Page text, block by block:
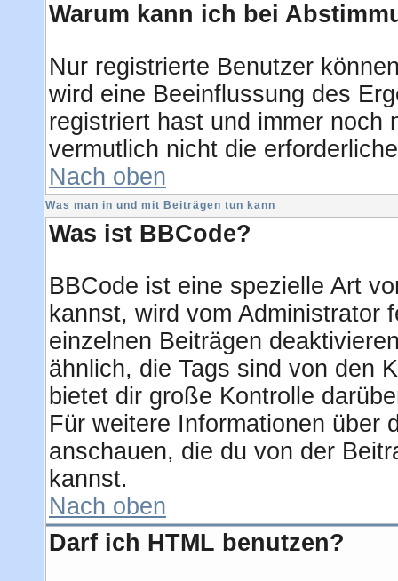
Warum kann ich bei
Nur registrierte Benutzer
wird eine Beeinflussung des
registriert hast und immer noch
vermutlich nicht die
Nach oben
Was man in und mit Beiträgen tun kann
Was ist BBCode?
BBCode ist eine spezielle Art
kannst, wird vom Administrator
einzelnen Beiträgen
ähnlich, die Tags sind von den
bietet dir große Kontrolle
Für weitere Informationen über
anschauen, die du von der
kannst.
Nach oben
Darf ich HTML benutzen?